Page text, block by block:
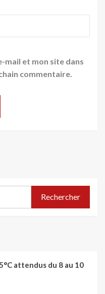
mail et mon site dans
commentaire.
Rechercher
attendus du 8 au 10